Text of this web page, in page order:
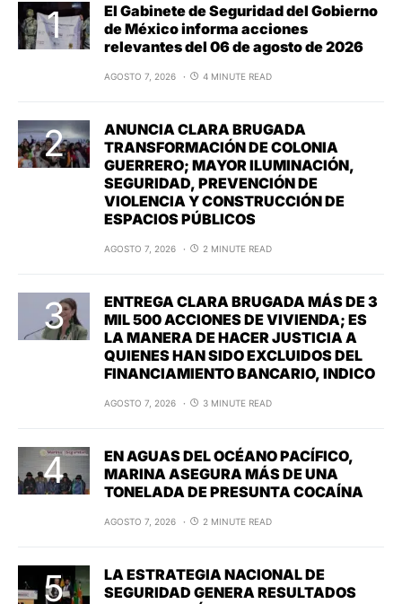
El Gabinete de Seguridad del Gobierno
de México informa acciones
relevantes del 06 de agosto de 2026
AGOSTO 7, 2026 4 MINUTE READ
ANUNCIA CLARA BRUGADA
TRANSFORMACIÓN DE COLONIA
GUERRERO; MAYOR ILUMINACIÓN,
SEGURIDAD, PREVENCIÓN DE
VIOLENCIA Y CONSTRUCCIÓN DE
ESPACIOS PÚBLICOS
AGOSTO 7, 2026 2 MINUTE READ
ENTREGA CLARA BRUGADA MÁS DE 3
MIL 500 ACCIONES DE VIVIENDA; ES
LA MANERA DE HACER JUSTICIA A
QUIENES HAN SIDO EXCLUIDOS DEL
FINANCIAMIENTO BANCARIO, INDICO
AGOSTO 7, 2026 3 MINUTE READ
EN AGUAS DEL OCÉANO PACÍFICO,
MARINA ASEGURA MÁS DE UNA
TONELADA DE PRESUNTA COCAÍNA
AGOSTO 7, 2026 2 MINUTE READ
LA ESTRATEGIA NACIONAL DE
SEGURIDAD GENERA RESULTADOS